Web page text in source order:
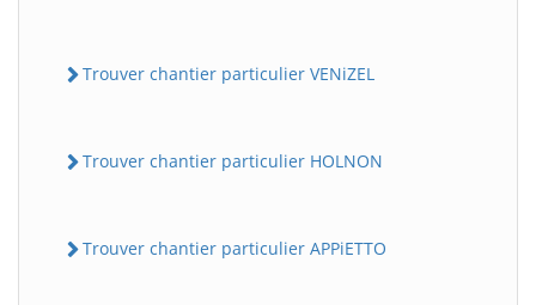
Trouver chantier particulier VENiZEL
Trouver chantier particulier HOLNON
Trouver chantier particulier APPiETTO